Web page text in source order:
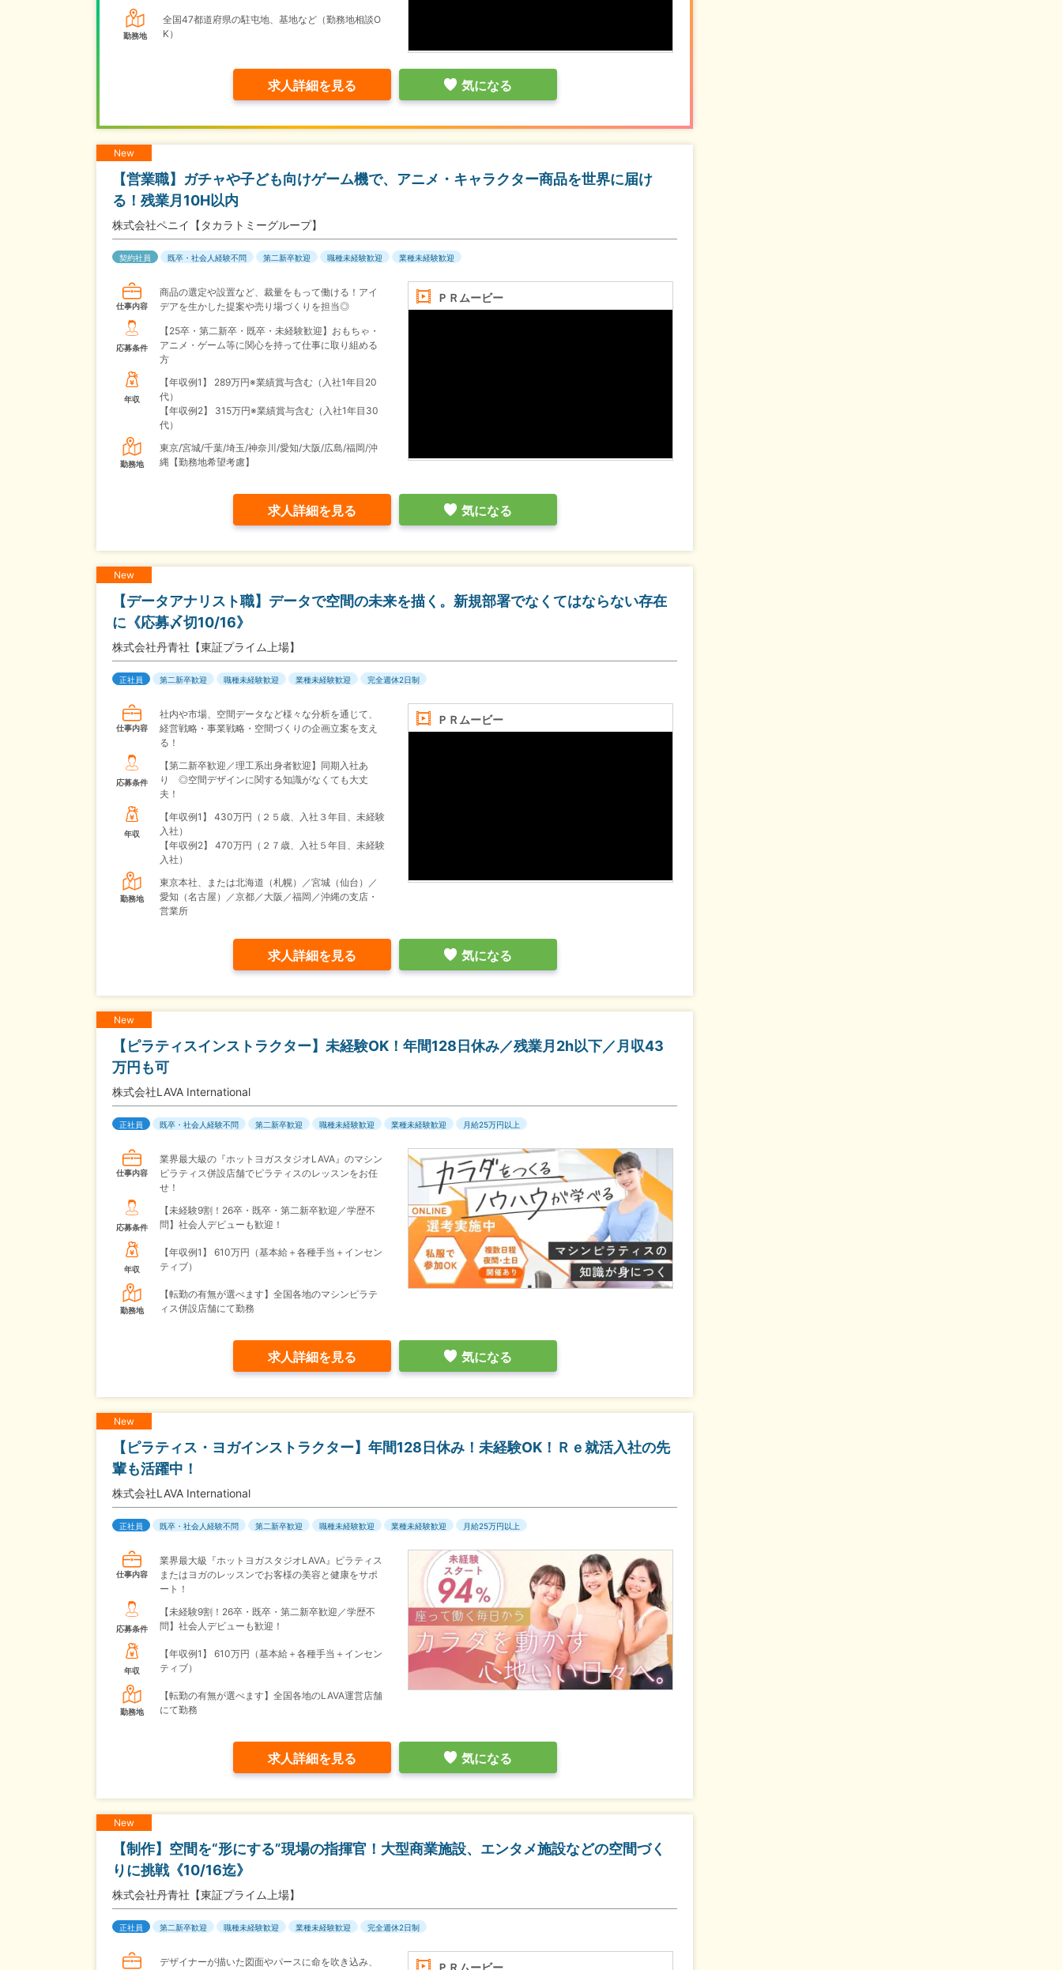
勤務地
全国47都道府県の駐屯地、基地など（勤務地相談O
K）
求人詳細を見る 気になる
New
【営業職】ガチャや子ども向けゲーム機で、アニメ・キャラクター商品を世界に届け
る！残業月10H以内
株式会社ペニイ【タカラトミーグループ】
契約社員 既卒・社会人経験不問 第二新卒歓迎 職種未経験歓迎 業種未経験歓迎
ＰＲムービー
仕事内容
商品の選定や設置など、裁量をもって働ける！アイ
デアを生かした提案や売り場づくりを担当◎
応募条件
【25卒・第二新卒・既卒・未経験歓迎】おもちゃ・
アニメ・ゲーム等に関心を持って仕事に取り組める
方
年収
【年収例1】
289万円※業績賞与含む（入社1年目20
代）
【年収例2】
315万円※業績賞与含む（入社1年目30
代）
勤務地
東京/宮城/千葉/埼玉/神奈川/愛知/大阪/広島/福岡/沖
縄【勤務地希望考慮】
求人詳細を見る 気になる
New
【データアナリスト職】データで空間の未来を描く。新規部署でなくてはならない存在
に《応募〆切10/16》
株式会社丹青社【東証プライム上場】
正社員 第二新卒歓迎 職種未経験歓迎 業種未経験歓迎 完全週休2日制
ＰＲムービー
仕事内容
社内や市場、空間データなど様々な分析を通じて、
経営戦略・事業戦略・空間づくりの企画立案を支え
る！
応募条件
【第二新卒歓迎／理工系出身者歓迎】同期入社あ
り ◎空間デザインに関する知識がなくても大丈
夫！
年収
【年収例1】
430万円（２５歳、入社３年目、未経験
入社）
【年収例2】
470万円（２７歳、入社５年目、未経験
入社）
勤務地
東京本社、または北海道（札幌）／宮城（仙台）／
愛知（名古屋）／京都／大阪／福岡／沖縄の支店・
営業所
求人詳細を見る 気になる
New
【ピラティスインストラクター】未経験OK！年間128日休み／残業月2h以下／月収43
万円も可
株式会社LAVA International
正社員 既卒・社会人経験不問 第二新卒歓迎 職種未経験歓迎 業種未経験歓迎 月給25万円以上
仕事内容
業界最大級の『ホットヨガスタジオLAVA』のマシン
ピラティス併設店舗でピラティスのレッスンをお任
せ！
応募条件
【未経験9割！26卒・既卒・第二新卒歓迎／学歴不
問】社会人デビューも歓迎！
年収
【年収例1】
610万円（基本給＋各種手当＋インセン
ティブ）
勤務地
【転勤の有無が選べます】全国各地のマシンピラテ
ィス併設店舗にて勤務
求人詳細を見る 気になる
New
【ピラティス・ヨガインストラクター】年間128日休み！未経験OK！Ｒｅ就活入社の先
輩も活躍中！
株式会社LAVA International
正社員 既卒・社会人経験不問 第二新卒歓迎 職種未経験歓迎 業種未経験歓迎 月給25万円以上
仕事内容
業界最大級『ホットヨガスタジオLAVA』ピラティス
またはヨガのレッスンでお客様の美容と健康をサポ
ート！
応募条件
【未経験9割！26卒・既卒・第二新卒歓迎／学歴不
問】社会人デビューも歓迎！
年収
【年収例1】
610万円（基本給＋各種手当＋インセン
ティブ）
勤務地
【転勤の有無が選べます】全国各地のLAVA運営店舗
にて勤務
求人詳細を見る 気になる
New
【制作】空間を“形にする”現場の指揮官！大型商業施設、エンタメ施設などの空間づく
りに挑戦《10/16迄》
株式会社丹青社【東証プライム上場】
正社員 第二新卒歓迎 職種未経験歓迎 業種未経験歓迎 完全週休2日制
ＰＲムービー
デザイナーが描いた図面やパースに命を吹き込み、